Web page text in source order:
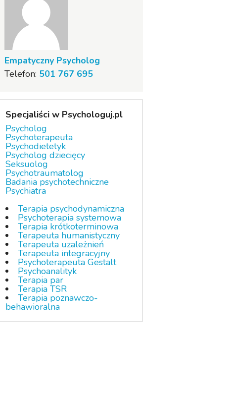
Empatyczny Psycholog
Telefon: 501 767 695
Specjaliści w Psychologuj.pl
Psycholog
Psychoterapeuta
Psychodietetyk
Psycholog dziecięcy
Seksuolog
Psychotraumatolog
Badania psychotechniczne
Psychiatra
Terapia psychodynamiczna
Psychoterapia systemowa
Terapia krótkoterminowa
Terapeuta humanistyczny
Terapeuta uzależnień
Terapeuta integracyjny
Psychoterapeuta Gestalt
Psychoanalityk
Terapia par
Terapia TSR
Terapia poznawczo-
behawioralna